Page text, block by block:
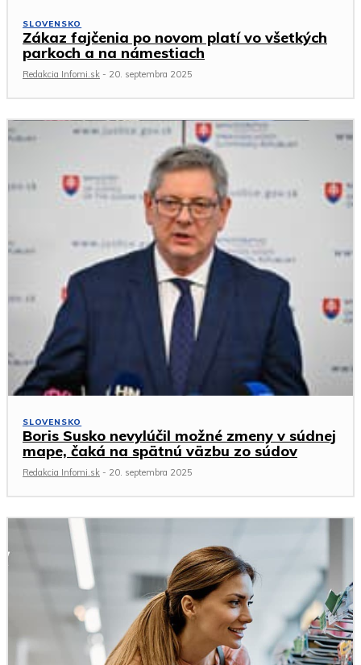
SLOVENSKO
Zákaz fajčenia po novom platí vo všetkých
parkoch a na námestiach
Redakcia Infomi.sk - 20. septembra 2025
SLOVENSKO
Boris Susko nevylúčil možné zmeny v súdnej
mape, čaká na spätnú väzbu zo súdov
Redakcia Infomi.sk - 20. septembra 2025